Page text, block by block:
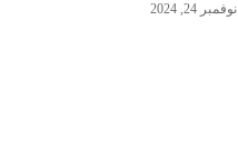
نوفمبر 24, 2024